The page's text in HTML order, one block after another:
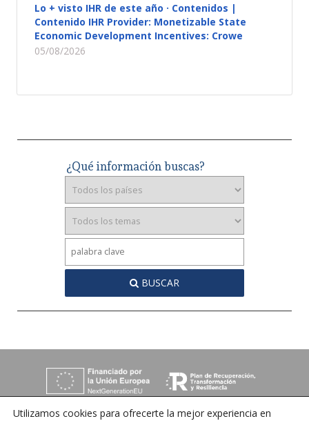
Lo + visto IHR de este año · Contenidos |
Contenido IHR Provider: Monetizable State
Economic Development Incentives: Crowe
05/08/2026
¿Qué información buscas?
BUSCAR
Utilizamos cookies para ofrecerte la mejor experiencia en